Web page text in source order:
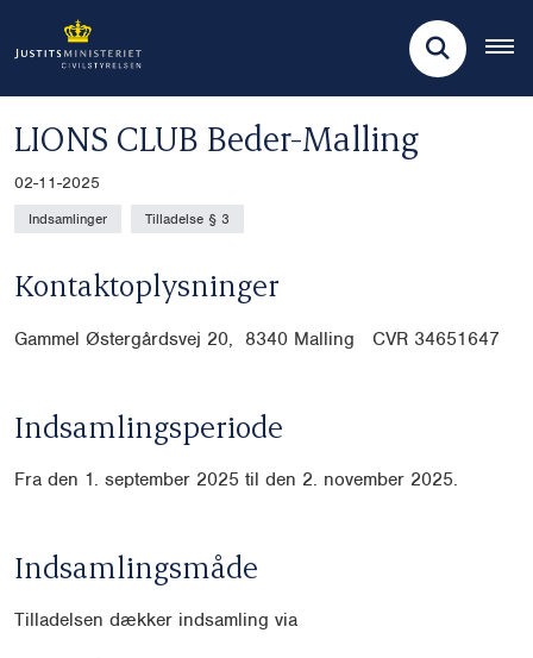
LIONS CLUB Beder-Malling
02-11-2025
Indsamlinger Tilladelse § 3
Kontaktoplysninger
Gammel Østergårdsvej 20, 8340 Malling CVR 34651647
Indsamlingsperiode
Fra den 1. september 2025 til den 2. november 2025.
Indsamlingsmåde
Tilladelsen dækker indsamling via